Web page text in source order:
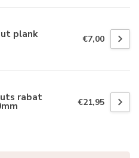
plank €7,00
rabat €21,95